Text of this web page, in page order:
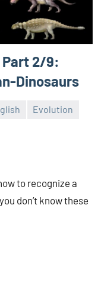
Part 2/9:
Dinosaurs
Evolution
to recognize a
don’t know these